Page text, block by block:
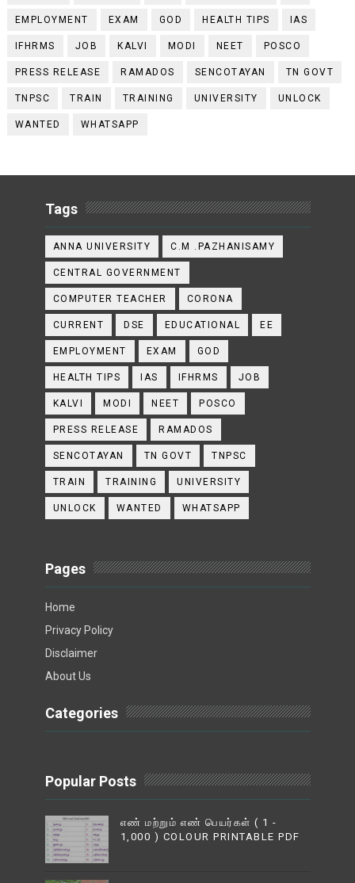
EMPLOYMENT EXAM GOD HEALTH TIPS IAS
IFHRMS JOB KALVI MODI NEET POSCO
PRESS RELEASE RAMADOS SENCOTAYAN TN GOVT
TNPSC TRAIN TRAINING UNIVERSITY UNLOCK
WANTED WHATSAPP
Tags
ANNA UNIVERSITY C.M .PAZHANISAMY
CENTRAL GOVERNMENT
COMPUTER TEACHER CORONA
CURRENT DSE EDUCATIONAL EE
EMPLOYMENT EXAM GOD
HEALTH TIPS IAS IFHRMS JOB
KALVI MODI NEET POSCO
PRESS RELEASE RAMADOS
SENCOTAYAN TN GOVT TNPSC
TRAIN TRAINING UNIVERSITY
UNLOCK WANTED WHATSAPP
Pages
Home
Privacy Policy
Disclaimer
About Us
Categories
Popular Posts
எண் மற்றும் எண் பெயர்கள் ( 1 -
1,000 ) COLOUR PRINTABLE PDF